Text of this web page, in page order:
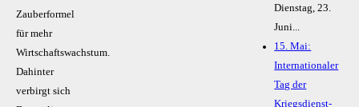
Zauberformel
für mehr
Wirtschaftswachstum.
Dahinter
verbirgt sich
Dienstag, 23.
Juni...
15. Mai:
Internationaler
Tag der
Kriegsdienst-